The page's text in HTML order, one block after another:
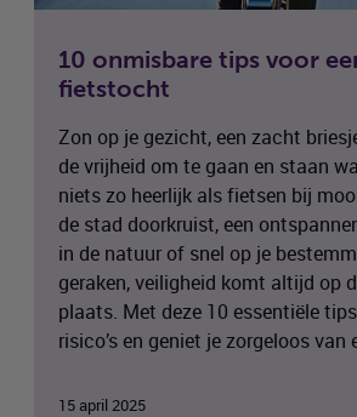
10 onmisbare tips voor
fietstocht
Zon op je gezicht, een zacht
de vrijheid om te gaan en staan
niets zo heerlijk als fietsen bij
de stad doorkruist, een
in de natuur of snel op je
geraken, veiligheid komt altijd op
plaats. Met deze 10 essentiële
risico’s en geniet je zorgeloos van
15 april 2025